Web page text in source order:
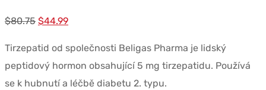
$80.75 Původní
$80.75.
$44.99Současná
je:
Tirzepatid od společnosti Beligas Pharma je lidský
peptidový hormon obsahující 5 mg tirzepatidu. Používá
se k hubnutí a léčbě diabetu 2. typu.